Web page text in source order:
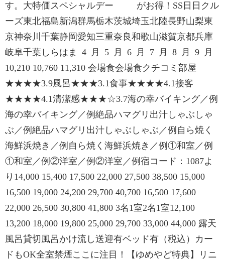
す。大特価スペシャルデー がお得！SS日日クル
ーズ東北福島新潟群馬栃木茨城埼玉北陸長野山梨東
京神奈川千葉静岡愛知三重奈良和歌山滋賀京都兵庫
岐阜千葉しらはま 4 月 5 月 6 月 7 月 8 月 9 月
10,210 10,760 11,310 会場食会場食クチコミ部屋
★★★★3.9風呂★★★3.1食事★★★★4.1接客
★★★★4.1清潔感★★★☆3.7海の幸バイキング／例
海の幸バイキング／例絶品ハマグリ出汁しゃぶしゃ
ぶ／例絶品ハマグリ出汁しゃぶしゃぶ／例自ら焼く
海鮮浜焼き／例自ら焼く海鮮浜焼き／例①和室／例
①和室／例②洋室／例②洋室／例宿コード：1087よ
り14,000 15,400 17,500 22,000 27,500 38,500 15,000
16,500 19,000 24,200 29,700 40,700 16,500 17,600
22,000 26,500 30,800 41,800 3名1室2名1室12,100
13,200 18,000 19,800 25,000 29,700 33,000 44,000 露天
風呂貸切風呂かけ流し送迎有ベッド有（税込）カー
ドもOK全室禁煙ここに注目！【ゆめやど特典】リニ